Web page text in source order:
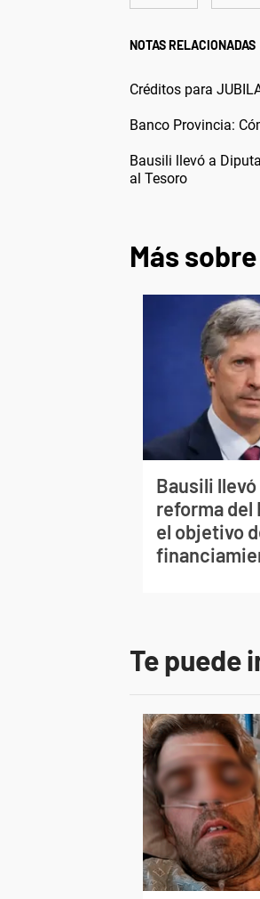
NOTAS RELACIONADAS
Créditos para
Banco Provincia:
Bausili llevó a
al Tesoro
Más
Bausili
reforma del
el objetivo
Te puede